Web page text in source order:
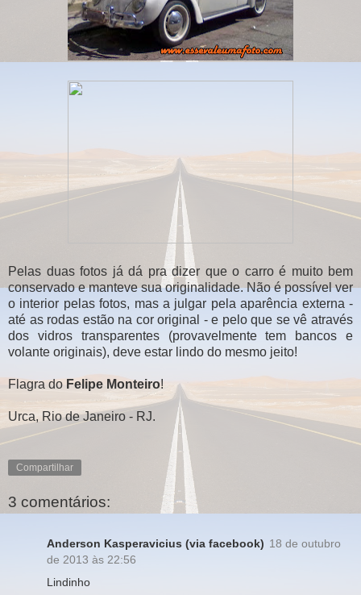
Pelas duas fotos já dá pra dizer que o carro é muito bem
conservado e manteve sua originalidade. Não é possível ver
o interior pelas fotos, mas a julgar pela aparência externa -
até as rodas estão na cor original - e pelo que se vê através
dos vidros transparentes (provavelmente tem bancos e
volante originais), deve estar lindo do mesmo jeito!
Flagra do Felipe Monteiro!
Urca, Rio de Janeiro - RJ.
Compartilhar
3 comentários:
Anderson Kasperavicius (via facebook) 18 de outubro
de 2013 às 22:56
Lindinho